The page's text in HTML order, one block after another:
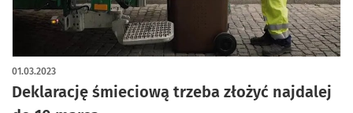
Deklarację śmieciową trzeba złożyć najdalej
01.03.2023